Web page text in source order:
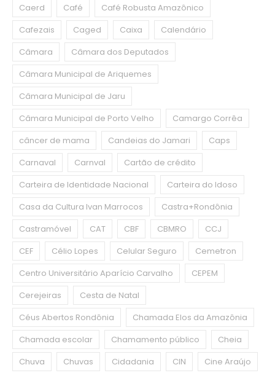
Caerd
Café
Café Robusta Amazônico
Cafezais
Caged Caixa
Calendário
Câmara
Câmara dos Deputados
Câmara Municipal de Ariquemes
Câmara Municipal de Jaru
Câmara Municipal de Porto Velho
Camargo Corrêa
câncer de mama
Candeias do Jamari
Caps
Carnaval
Carnval
Cartão de crédito
Carteira de Identidade Nacional
Carteira do Idoso
Casa da Cultura Ivan Marrocos
Castra+Rondônia
Castramóvel
CAT CBF CBMRO
CCJ
CEF
Célio Lopes Celular Seguro
Cemetron
Centro Universitário Aparício Carvalho
CEPEM
Cerejeiras
Cesta de Natal
Céus Abertos Rondônia
Chamada Elos da Amazônia
Chamada escolar
Chamamento público
Cheia
Chuva
Chuvas Cidadania CIN
Cine Araújo